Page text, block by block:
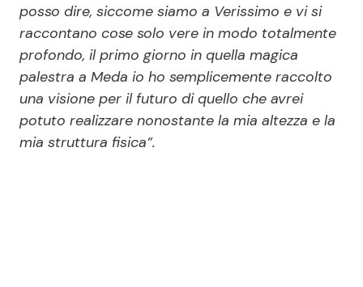
posso dire, siccome siamo a Verissimo e vi si
raccontano cose solo vere in modo totalmente
profondo, il primo giorno in quella magica
palestra a Meda io ho semplicemente raccolto
una visione per il futuro di quello che avrei
potuto realizzare nonostante la mia altezza e la
mia struttura fisica”.